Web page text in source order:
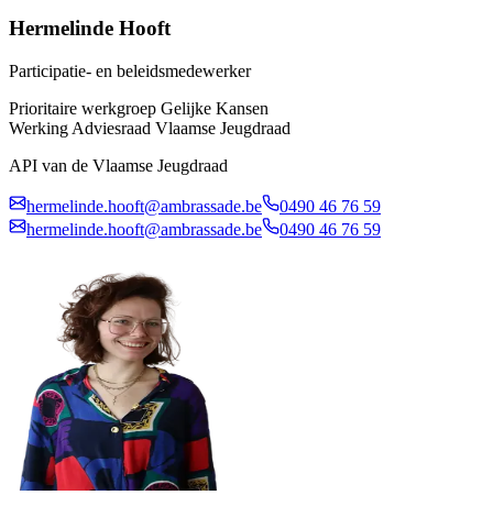
Hermelinde Hooft
Participatie- en beleidsmedewerker
Prioritaire werkgroep Gelijke Kansen
Werking Adviesraad Vlaamse Jeugdraad
API van de Vlaamse Jeugdraad
hermelinde.hooft@ambrassade.be
0490 46 76 59
hermelinde.hooft@ambrassade.be
0490 46 76 59